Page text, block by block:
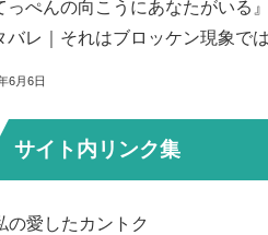
っぺんの向こうにあなたがいる
バレ｜それはブロッケン現象で
6月6日
サイト内リンク集
の愛したカントク